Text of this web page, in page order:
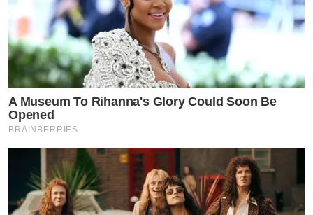
A Museum To Rihanna's Glory Could Soon Be
Opened
BRAINBERRIES